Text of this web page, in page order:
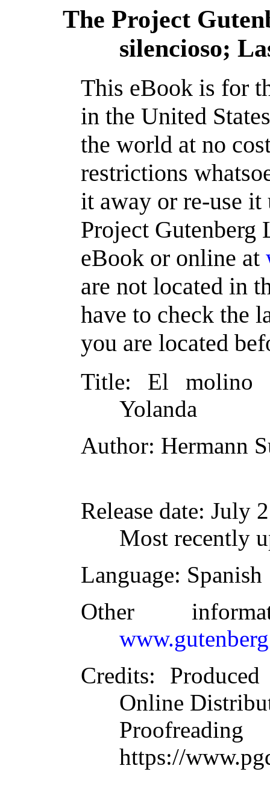
The Project
silencioso;
This eBook is for
in the United
the world at no
restrictions
it away or re-use it
Project Gutenberg
eBook or online at
are not located in
have to check the
you are located
Title: El molino
Yolanda
Author: Hermann
Release date: July
Most recently
Language: Spanish
Other
Credits:
Online
https://